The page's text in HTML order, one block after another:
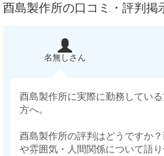
酉島製作所の口コミ・評判掲
名無しさん
酉島製作所に実際に勤務してい
方へ。
酉島製作所の評判はどうですか
や雰囲気・人間関係について語